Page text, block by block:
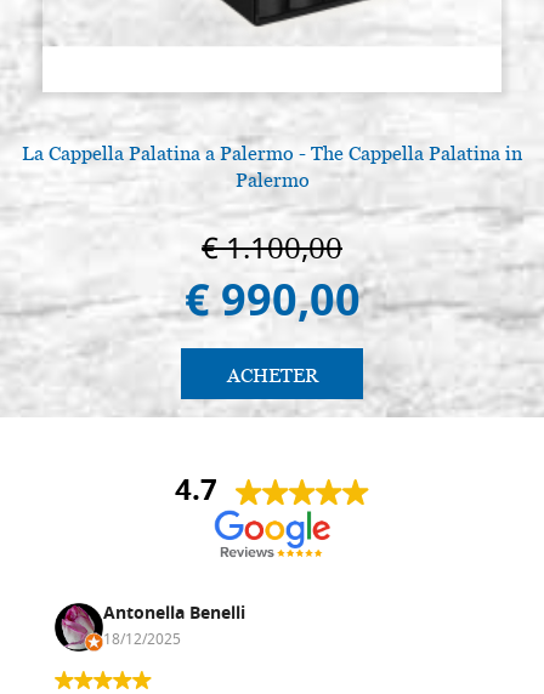
La Cappella Palatina a Palermo - The Cappella Palatina in
Palermo
€ 1.100,00
€ 990,00
ACHETER
4.7
Antonella Benelli
18/12/2025